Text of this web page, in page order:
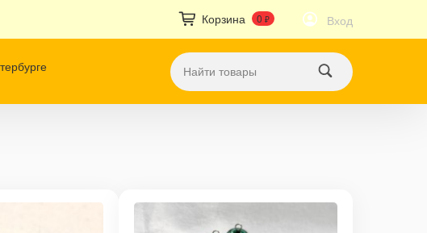
Корзина 0 ₽ Вход